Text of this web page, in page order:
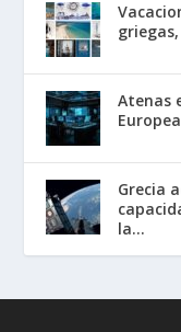
Atenas
Grecia
la...